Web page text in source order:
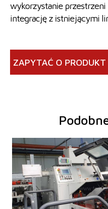
wykorzystanie przestrzeni
integrację z istniejącymi
ZAPYTAĆ O PRODUKT
Rok produkcji:
Nominalna siła kształtująca
Moc głównego elektrosilnika
System sterowania
Ciężar maszyny